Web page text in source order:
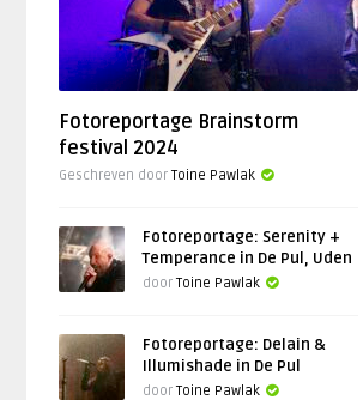
Fotoreportage Brainstorm
festival 2024
Geschreven doorToine Pawlak
Fotoreportage: Serenity +
Temperance in De Pul, Uden
doorToine Pawlak
Fotoreportage: Delain &
Illumishade in De Pul
doorToine Pawlak